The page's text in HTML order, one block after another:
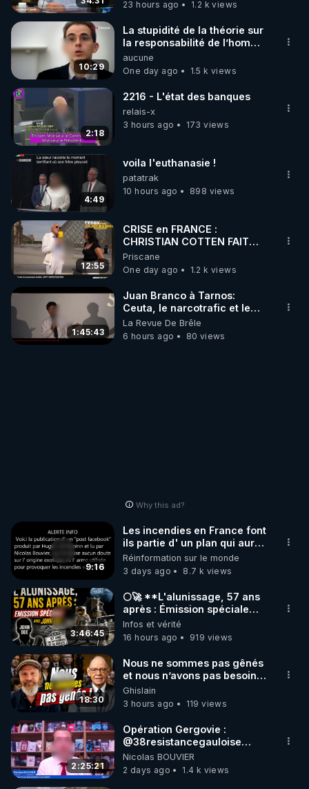
code : REGENERE10
▶ 30 jours gratuit sur l’application de méditation et
de bien-être ENVOL :
Rendez-vous sur https://www.envol.app/code
le code : REGENERE
23 hours ago
1.2 k views
10:29
La stupidité de la théorie sur
la responsabilité de l’homme
concernant le dioxyde de
carbone.
aucune
One day ago
1.5 k views
2:18
2216 - L'état des banques
relais-x
3 hours ago
173 views
4:49
voila l'euthanasie !
patatrak
10 hours ago
898 views
12:55
CRISE en FRANCE :
CHRISTIAN COTTEN FAIT
une étrange découverte
Priscane
One day ago
1.2 k views
1:45:43
Juan Branco à Tarnos:
Ceuta, le narcotrafic et le
pouvoir en France
La Revue De Brêle
6 hours ago
80 views
Why this ad?
9:16
Les incendies en France font
ils partie d' un plan qui aurait
débuté le 11 septembre 2001
?
Réinformation sur le monde
3 days ago
8.7 k views
3:46:45
🌕🚀 **L'alunissage, 57 ans
après : Émission spéciale
avec John Doe !** 👨 🚀✨
Infos et vérité
16 hours ago
919 views
18:30
Nous ne sommes pas gênés
et nous n’avons pas besoin
de nous excuser ! #jw
#jehovah #collegecentral
Ghislain
3 hours ago
119 views
2:25:21
Opération Gergovie :
‪@38resistancegauloise‬
‪@MarionSigautOfficiel‬
‪@gladysriifard5710‬ Laëtitia
Nicolas BOUVIER
2 days ago
1.4 k views